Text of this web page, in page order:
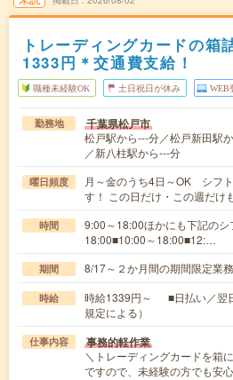
トレーディングカードの箱
1333円＊交通費支給！
職種未経験OK 土日祝日が休み WEB
勤務地 千葉県松戸市
松戸駅から---分／松戸新田駅
／新八柱駅から---分
曜日頻度
月～金のうち4日～OK シフ
す！ この日だけ・この週だけ
時間
9:00～18:00ほかにも下記のシ
18:00■10:00～18:00■12:…
期間 8/17～２か月間の期間限定業務
時給
時給1339円～ ■日払い／翌
規定による）
仕事内容 事務的軽作業
＼トレーディングカードを箱
ですので、未経験の方でも安